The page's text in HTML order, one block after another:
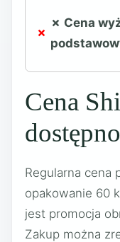
✗ Cena
Cena
Regularna cena
opakowanie 60
jest promocja
Zakup można